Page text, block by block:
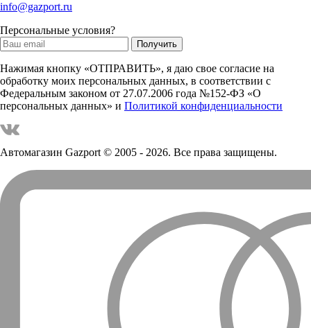
info@gazport.ru
Персональные условия?
Нажимая кнопку «ОТПРАВИТЬ», я даю свое согласие на
обработку моих персональных данных, в соответствии с
Федеральным законом от 27.07.2006 года №152-ФЗ «О
персональных данных» и Политикой конфиденциальности
Автомагазин Gazport© 2005 - 2026. Все права защищены.